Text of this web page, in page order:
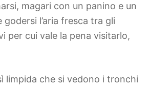
magari con un panino e un
l’aria fresca tra gli
per cui vale la pena visitarlo,
limpida che si vedono i tronchi